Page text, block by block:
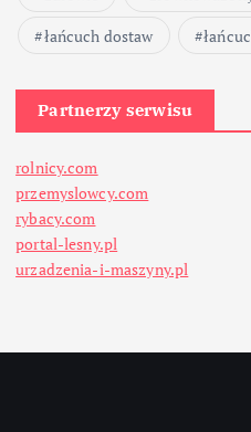
łańcuch dostaw
Partnerzy serwisu
rolnicy.com
przemyslowcy.com
rybacy.com
portal-lesny.pl
urzadzenia-i-maszyny.pl